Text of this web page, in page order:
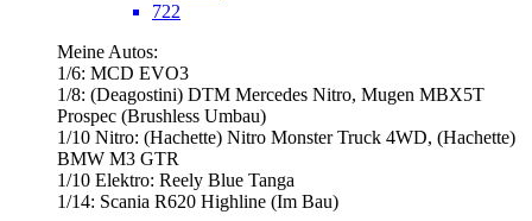
722
Meine Autos:
1/6: MCD EVO3
1/8: (Deagostini) DTM Mercedes Nitro, Mugen MBX5T
Prospec (Brushless Umbau)
1/10 Nitro: (Hachette) Nitro Monster Truck 4WD, (Hachette)
BMW M3 GTR
1/10 Elektro: Reely Blue Tanga
1/14: Scania R620 Highline (Im Bau)